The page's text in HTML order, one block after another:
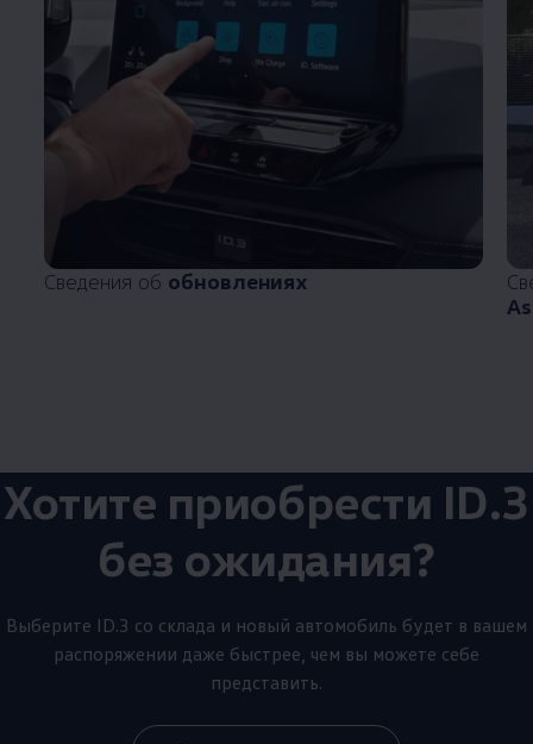
Сведения об обновлениях
Хотите приобрести ID.3
без ожидания?
Выберите ID.3 со склада и новый автомобиль будет в вашем
распоряжении даже быстрее, чем вы можете себе
представить.